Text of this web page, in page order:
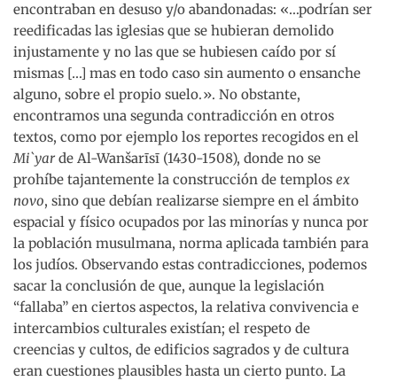
encontraban en desuso y/o abandonadas: «…podrían ser
reedificadas las iglesias que se hubieran demolido
injustamente y no las que se hubiesen caído por sí
mismas […] mas en todo caso sin aumento o ensanche
alguno, sobre el propio suelo.». No obstante,
encontramos una segunda contradicción en otros
textos, como por ejemplo los reportes recogidos en el
Mi`yar de Al-Wanšarīsī (1430-1508), donde no se
prohíbe tajantemente la construcción de templos ex
novo, sino que debían realizarse siempre en el ámbito
espacial y físico ocupados por las minorías y nunca por
la población musulmana, norma aplicada también para
los judíos. Observando estas contradicciones, podemos
sacar la conclusión de que, aunque la legislación
“fallaba” en ciertos aspectos, la relativa convivencia e
intercambios culturales existían; el respeto de
creencias y cultos, de edificios sagrados y de cultura
eran cuestiones plausibles hasta un cierto punto. La